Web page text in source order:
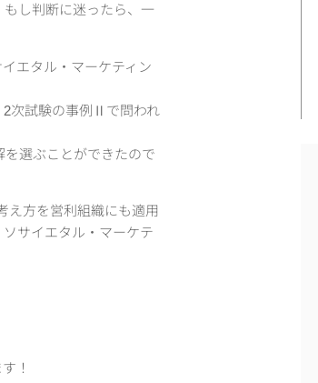
し判断に迷ったら、一
エタル・マーケティン
2次試験の事例Ⅱで問われ
選ぶことができたので
え方を営利組織にも適用
サイエタル・マーケテ
！